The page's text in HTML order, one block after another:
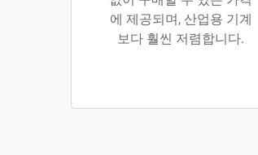
에 제공되며, 산업용 기계
보다 훨씬 저렴합니다.